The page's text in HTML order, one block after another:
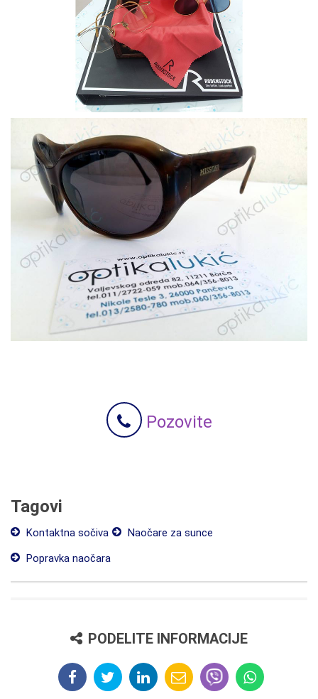
Pozovite
Tagovi
Kontaktna sočiva
Naočare za sunce
Popravka naočara
PODELITE INFORMACIJE